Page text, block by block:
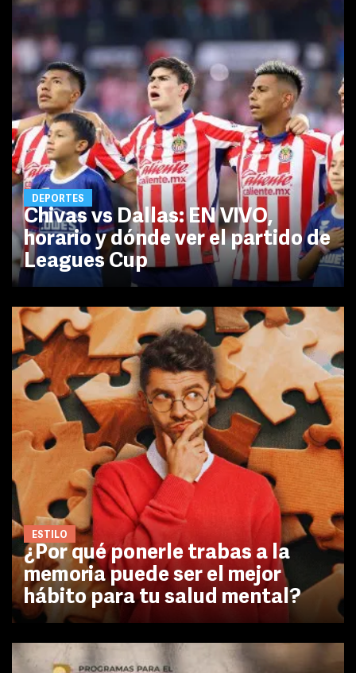
DEPORTES
Chivas vs Dallas: EN VIVO,
horario y dónde ver el partido de
Leagues Cup
ESTILO
¿Por qué ponerle trabas a la
memoria puede ser el mejor
hábito para tu salud mental?